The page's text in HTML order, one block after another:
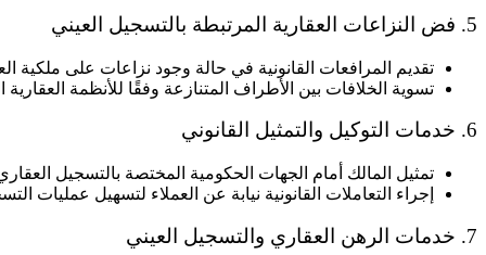
5. فض النزاعات العقارية المرتبطة بالتسجيل العيني
تقديم المرافعات القانونية في حالة وجود نزاعات على ملكية
تسوية الخلافات بين الأطراف المتنازعة وفقًا للأنظمة العقارية
6. خدمات التوكيل والتمثيل القانوني
تمثيل المالك أمام الجهات الحكومية المختصة بالتسجيل
إجراء التعاملات القانونية نيابة عن العملاء لتسهيل عمليات
7. خدمات الرهن العقاري والتسجيل العيني